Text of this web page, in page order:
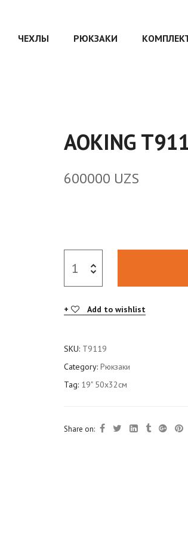
ЧЕХЛЫ РЮКЗАКИ
AOKING
600000 UZS
Add to wishlist
SKU: T9119
Category:Рюкзаки
Tag: 19" 50x32см
Share on: